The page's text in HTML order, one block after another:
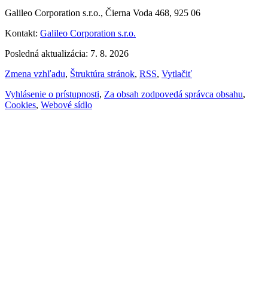
Galileo Corporation s.r.o., Čierna Voda 468, 925 06
Kontakt: Galileo Corporation s.r.o.
Posledná aktualizácia: 7. 8. 2026
Zmena vzhľadu, Štruktúra stránok, RSS, Vytlačiť
Vyhlásenie o prístupnosti, Za obsah zodpovedá správca obsahu,
Cookies, Webové sídlo